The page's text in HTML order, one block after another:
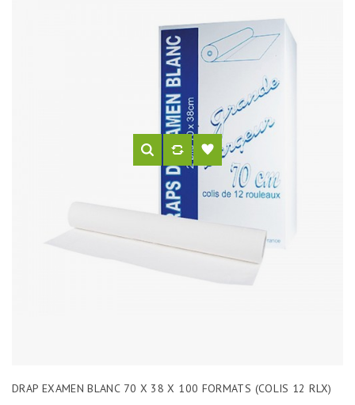
DRAP EXAMEN BLANC 70 X 38 X 100 FORMATS (COLIS 12 RLX)